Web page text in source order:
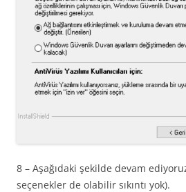
8 – Aşağıdaki şekilde devam
seçenekler de olabilir sıkıntı yok).